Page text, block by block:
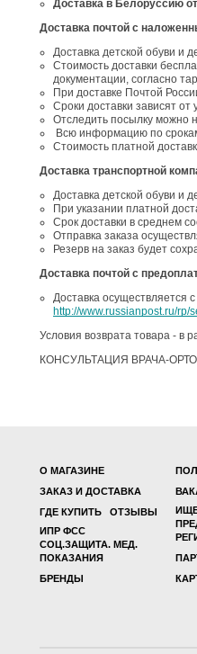
Доставка в Белоруссию
Доставка почтой с
Доставка детской обуви и
Стоимость доставки
документации, согласно
При доставке Почтой
Сроки доставки зависят от
Отследить посылку можно
Всю информацию по
Стоимость платной
Доставка транспортной
Доставка детской обуви и
При указании платной
Срок доставки в среднем
Отправка заказа
Резерв на заказ будет
Доставка почтой с
Доставка осуществляется
http://www.russianpost.ru/rp/
Условия возврата товара -
КОНСУЛЬТАЦИЯ ВРАЧА-
О МАГАЗИНЕ
ЗАКАЗ И ДОСТАВКА
ГДЕ КУПИТЬ
ОТЗЫВЫ
ИПР ФСС
СОЦ.ЗАЩИТА. МЕД.
ПОКАЗАНИЯ
БРЕНДЫ